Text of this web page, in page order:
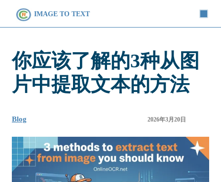
IMAGE TO TEXT
你应该了解的3种从图
片中提取文本的方法
Blog 2026年3月20日